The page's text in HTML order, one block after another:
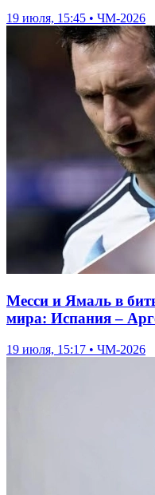
19 июля, 15:45 • ЧМ-2026
Месси и Ямаль в
мира: Испания –
19 июля, 15:17 • ЧМ-2026